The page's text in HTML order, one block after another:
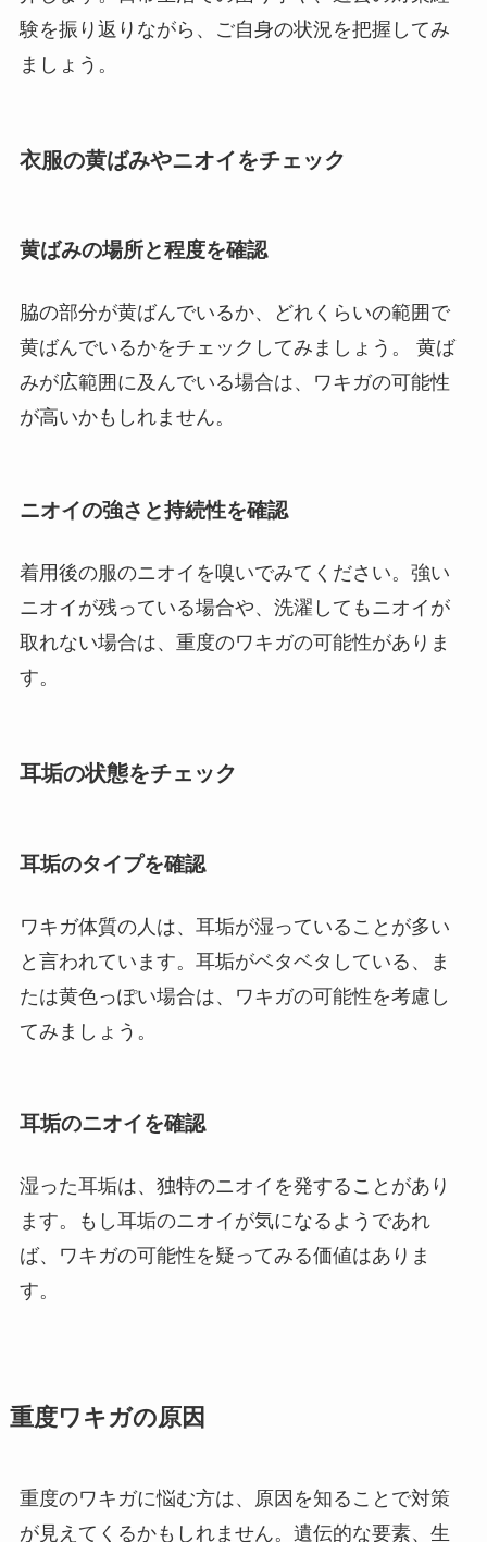
験を振り返りながら、ご自身の状況を把握してみ
ましょう。
衣服の黄ばみやニオイをチェック
黄ばみの場所と程度を確認
脇の部分が黄ばんでいるか、どれくらいの範囲で
黄ばんでいるかをチェックしてみましょう。 黄ば
みが広範囲に及んでいる場合は、ワキガの可能性
が高いかもしれません。
ニオイの強さと持続性を確認
着用後の服のニオイを嗅いでみてください。強い
ニオイが残っている場合や、洗濯してもニオイが
取れない場合は、重度のワキガの可能性がありま
す。
耳垢の状態をチェック
耳垢のタイプを確認
ワキガ体質の人は、耳垢が湿っていることが多い
と言われています。耳垢がベタベタしている、ま
たは黄色っぽい場合は、ワキガの可能性を考慮し
てみましょう。
耳垢のニオイを確認
湿った耳垢は、独特のニオイを発することがあり
ます。もし耳垢のニオイが気になるようであれ
ば、ワキガの可能性を疑ってみる価値はありま
す。
重度ワキガの原因
重度のワキガに悩む方は、原因を知ることで対策
が見えてくるかもしれません。遺伝的な要素、生